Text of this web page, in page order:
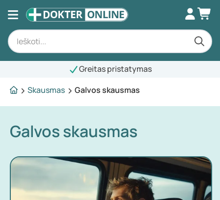
Greitas pristatymas
Skausmas
Galvos skausmas
Galvos skausmas